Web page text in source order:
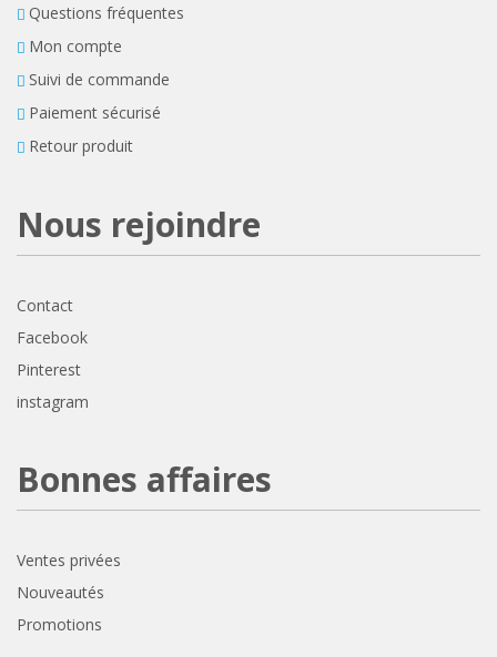
Questions fréquentes
Mon compte
Suivi de commande
Paiement sécurisé
Retour produit
Nous rejoindre
Contact
Facebook
Pinterest
instagram
Bonnes affaires
Ventes privées
Nouveautés
Promotions